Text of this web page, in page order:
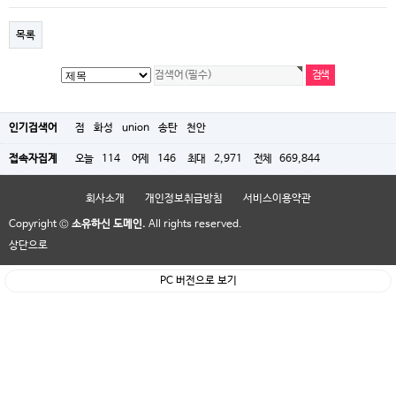
목록
인기검색어 점 화성 union 송탄 천안
접속자집계 오늘 114 어제 146 최대 2,971 전체 669,844
회사소개 개인정보취급방침 서비스이용약관
Copyright © 소유하신 도메인. All rights reserved.
상단으로
PC 버전으로 보기